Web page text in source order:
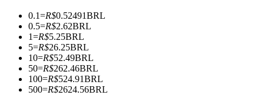
0.1=R$0.52491BRL
0.5=R$2.62BRL
1=R$5.25BRL
5=R$26.25BRL
10=R$52.49BRL
50=R$262.46BRL
100=R$524.91BRL
500=R$2624.56BRL